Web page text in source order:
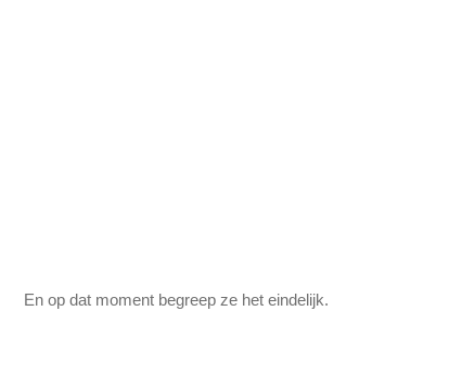
En op dat moment begreep ze het eindelijk.